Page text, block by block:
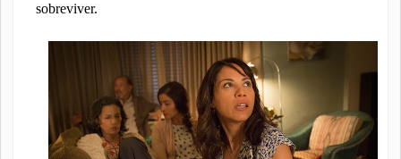
sobreviver.